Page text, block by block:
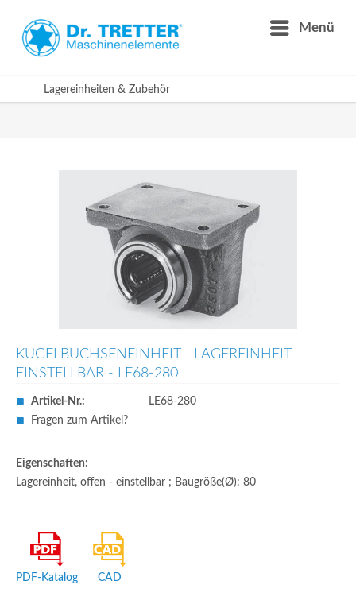
Menü
Lagereinheiten & Zubehör
KUGELBUCHSENEINHEIT - LAGEREINHEIT -
EINSTELLBAR - LE68-280
Artikel-Nr.:
LE68-280
Fragen zum Artikel?
Eigenschaften:
Lagereinheit, offen - einstellbar ; Baugröße(Ø): 80
PDF-Katalog CAD